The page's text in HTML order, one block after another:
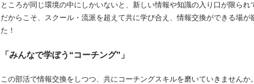
ところが同じ環境の中にしかいないと、新しい情報や知識の入り口が限られ
だからこそ、スクール・流派を超えて共に学び合え、情報交換ができる場が
た！
「みんなで学ぼう“コーチング”」
この部活で情報交換をしつつ、共にコーチングスキルを磨いていきませんか。